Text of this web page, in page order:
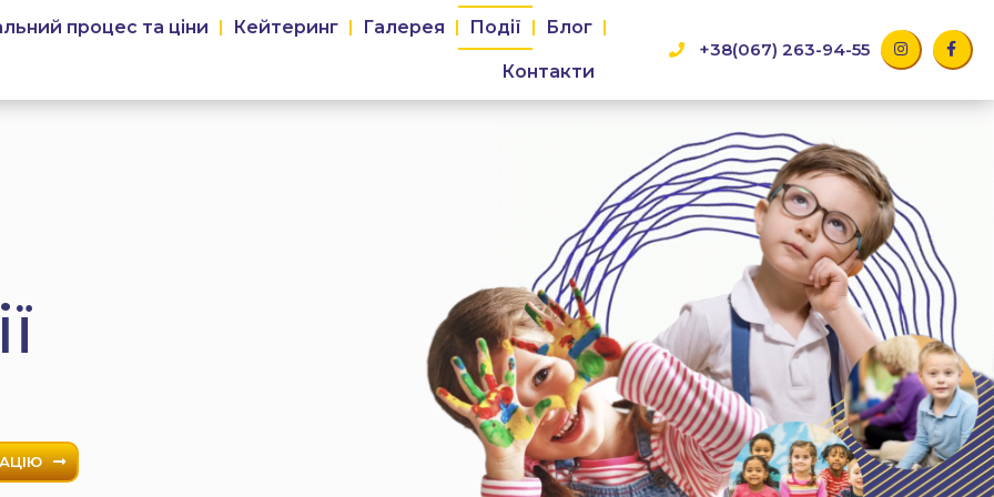
процес та ціни Кейтеринг Галерея Події Блог
Контакти
+38(067) 263-94-55
I
n
s
a
F
a
c
b